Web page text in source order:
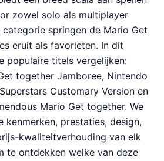
zowel solo als multiplayer
categorie springen de Mario Get
eruit als favorieten. In dit
populaire titels vergelijken:
together Jamboree, Nintendo
Customary Version en
Mario Get together. We
kenmerken, prestaties, design,
kwaliteitverhouding van elk
te ontdekken welke van deze